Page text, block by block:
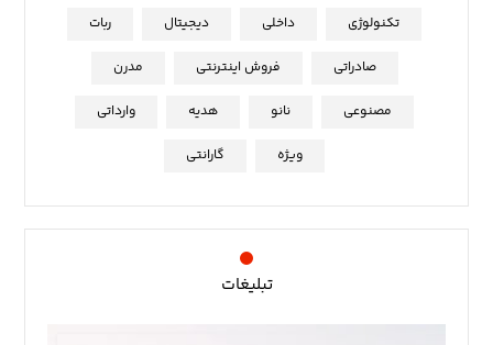
تکنولوژی داخلی دیجیتال ربات
صادراتی فروش اینترنتی مدرن
مصنوعی نانو هدیه وارداتی
ویژه گارانتی
تبلیغات